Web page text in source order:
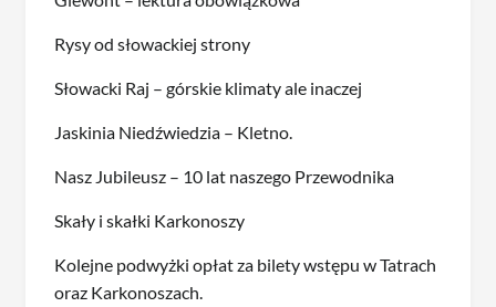
Rysy od słowackiej strony
Słowacki Raj – górskie klimaty ale inaczej
Jaskinia Niedźwiedzia – Kletno.
Nasz Jubileusz – 10 lat naszego Przewodnika
Skały i skałki Karkonoszy
Kolejne podwyżki opłat za bilety wstępu w Tatrach
oraz Karkonoszach.